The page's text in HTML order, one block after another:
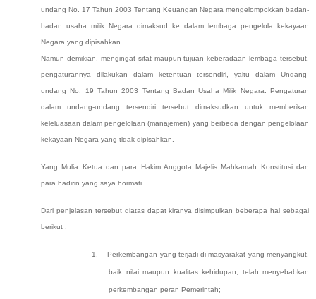
undang No. 17 Tahun 2003 Tentang Keuangan Negara mengelompokkan badan-
badan usaha milik Negara dimaksud ke dalam lembaga pengelola kekayaan
Negara yang dipisahkan.
Namun demikian, mengingat sifat maupun tujuan keberadaan lembaga tersebut,
pengaturannya dilakukan dalam ketentuan tersendiri, yaitu dalam Undang-
undang No. 19 Tahun 2003 Tentang Badan Usaha Milik Negara. Pengaturan
dalam undang-undang tersendiri tersebut dimaksudkan untuk memberikan
keleluasaan dalam pengelolaan (manajemen) yang berbeda dengan pengelolaan
kekayaan Negara yang tidak dipisahkan.
Yang Mulia Ketua dan para Hakim Anggota Majelis Mahkamah Konstitusi dan
para hadirin yang saya hormati
Dari penjelasan tersebut diatas dapat kiranya disimpulkan beberapa hal sebagai
berikut :
1. Perkembangan yang terjadi di masyarakat yang menyangkut,
baik nilai maupun kualitas kehidupan, telah menyebabkan
perkembangan peran Pemerintah;